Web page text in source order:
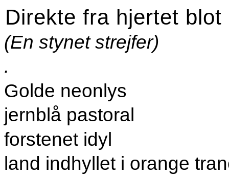
Direkte fra hjertet blot
(En stynet strejfer)
.
Golde neonlys
jernblå pastoral
forstenet idyl
land indhyllet i orange